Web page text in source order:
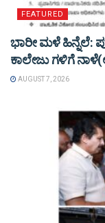
FEATURED
ಭಾರೀ ಮಳೆ ಹಿನ್ನೆಲೆ:
ಕಾಲೇಜು ಗಳಿಗೆ
AUGUST 7, 2026